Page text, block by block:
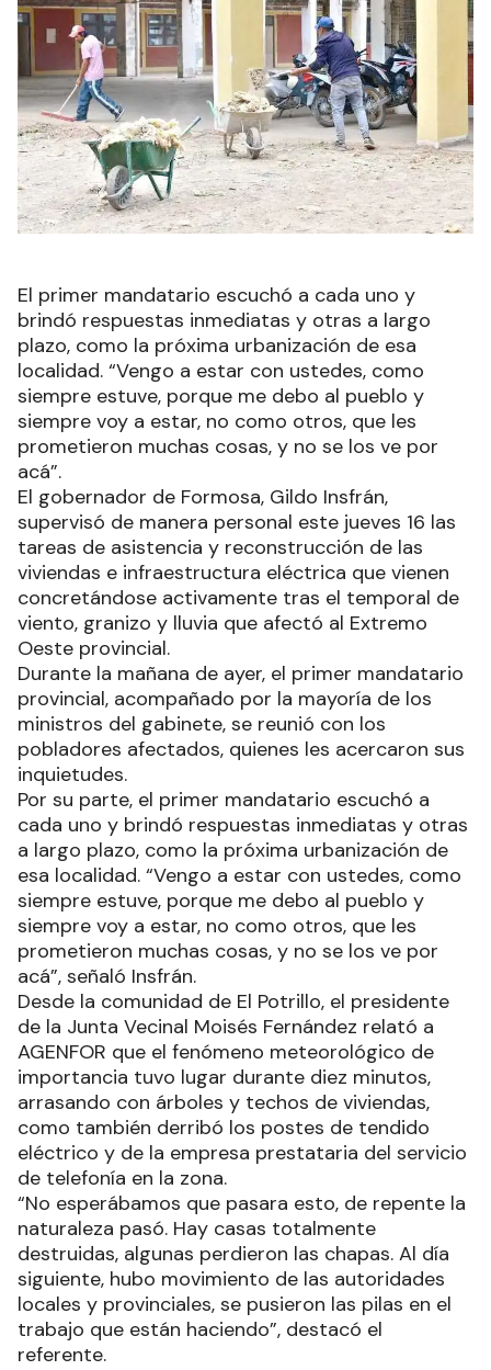
El primer mandatario escuchó a cada uno y
brindó respuestas inmediatas y otras a largo
plazo, como la próxima urbanización de esa
localidad. “Vengo a estar con ustedes, como
siempre estuve, porque me debo al pueblo y
siempre voy a estar, no como otros, que les
prometieron muchas cosas, y no se los ve por
acá”.
El gobernador de Formosa, Gildo Insfrán,
supervisó de manera personal este jueves 16 las
tareas de asistencia y reconstrucción de las
viviendas e infraestructura eléctrica que vienen
concretándose activamente tras el temporal de
viento, granizo y lluvia que afectó al Extremo
Oeste provincial.
Durante la mañana de ayer, el primer mandatario
provincial, acompañado por la mayoría de los
ministros del gabinete, se reunió con los
pobladores afectados, quienes les acercaron sus
inquietudes.
Por su parte, el primer mandatario escuchó a
cada uno y brindó respuestas inmediatas y otras
a largo plazo, como la próxima urbanización de
esa localidad. “Vengo a estar con ustedes, como
siempre estuve, porque me debo al pueblo y
siempre voy a estar, no como otros, que les
prometieron muchas cosas, y no se los ve por
acá”, señaló Insfrán.
Desde la comunidad de El Potrillo, el presidente
de la Junta Vecinal Moisés Fernández relató a
AGENFOR que el fenómeno meteorológico de
importancia tuvo lugar durante diez minutos,
arrasando con árboles y techos de viviendas,
como también derribó los postes de tendido
eléctrico y de la empresa prestataria del servicio
de telefonía en la zona.
“No esperábamos que pasara esto, de repente la
naturaleza pasó. Hay casas totalmente
destruidas, algunas perdieron las chapas. Al día
siguiente, hubo movimiento de las autoridades
locales y provinciales, se pusieron las pilas en el
trabajo que están haciendo”, destacó el
referente.